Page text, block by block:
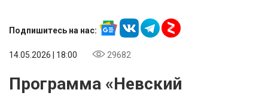
Подпишитесь на нас:
14.05.2026 | 18:00 29682
Программа «Невский